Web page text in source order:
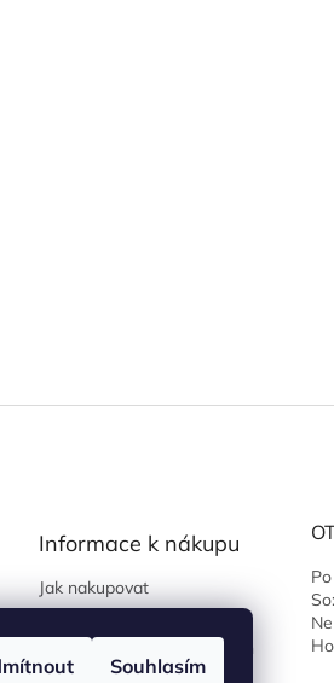
Souhlasím
Informace k nákupu
Jak nakupovat
Podmínky ochrany osobních
údajů